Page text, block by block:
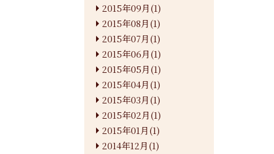
2015年09月(1)
2015年08月(1)
2015年07月(1)
2015年06月(1)
2015年05月(1)
2015年04月(1)
2015年03月(1)
2015年02月(1)
2015年01月(1)
2014年12月(1)